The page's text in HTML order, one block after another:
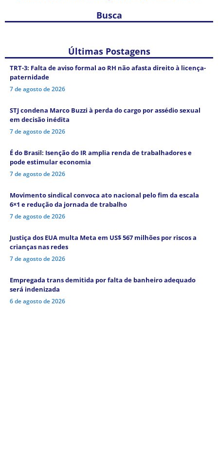
Busca
Últimas Postagens
TRT-3: Falta de aviso formal ao RH não afasta direito à licença-
paternidade
7 de agosto de 2026
STJ condena Marco Buzzi à perda do cargo por assédio sexual
em decisão inédita
7 de agosto de 2026
É do Brasil: Isenção do IR amplia renda de trabalhadores e
pode estimular economia
7 de agosto de 2026
Movimento sindical convoca ato nacional pelo fim da escala
6×1 e redução da jornada de trabalho
7 de agosto de 2026
Justiça dos EUA multa Meta em US$ 567 milhões por riscos a
crianças nas redes
7 de agosto de 2026
Empregada trans demitida por falta de banheiro adequado
será indenizada
6 de agosto de 2026